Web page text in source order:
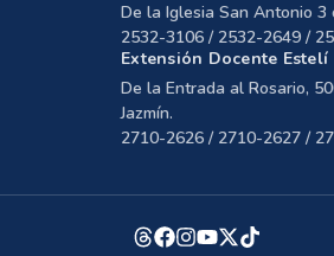
De la Iglesia San Antonio 3
2532-3106 / 2532-2649 /
Extensión Docente Estelí
De la Entrada al Rosario,
Jazmín.
2710-2626 / 2710-2627 /